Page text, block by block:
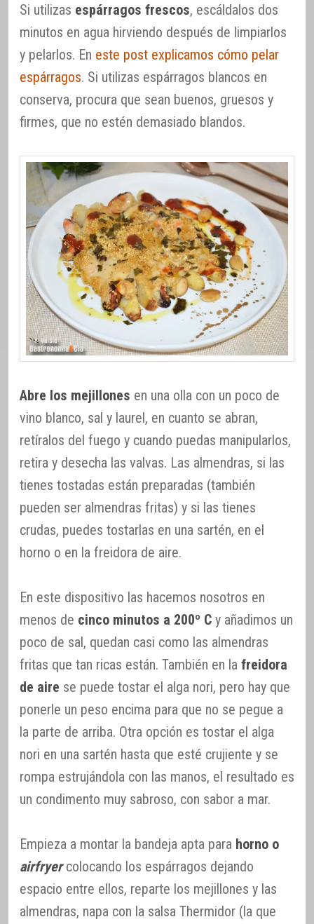
Si utilizas espárragos frescos, escáldalos dos
minutos en agua hirviendo después de limpiarlos
y pelarlos. En este post explicamos cómo pelar
espárragos. Si utilizas espárragos blancos en
conserva, procura que sean buenos, gruesos y
firmes, que no estén demasiado blandos.
Abre los mejillones en una olla con un poco de
vino blanco, sal y laurel, en cuanto se abran,
retíralos del fuego y cuando puedas manipularlos,
retira y desecha las valvas. Las almendras, si las
tienes tostadas están preparadas (también
pueden ser almendras fritas) y si las tienes
crudas, puedes tostarlas en una sartén, en el
horno o en la freidora de aire.
En este dispositivo las hacemos nosotros en
menos de cinco minutos a 200º C y añadimos un
poco de sal, quedan casi como las almendras
fritas que tan ricas están. También en la freidora
de aire se puede tostar el alga nori, pero hay que
ponerle un peso encima para que no se pegue a
la parte de arriba. Otra opción es tostar el alga
nori en una sartén hasta que esté crujiente y se
rompa estrujándola con las manos, el resultado es
un condimento muy sabroso, con sabor a mar.
Empieza a montar la bandeja apta para horno o
airfryercolocando los espárragos dejando
espacio entre ellos, reparte los mejillones y las
almendras, napa con la salsa Thermidor (la que